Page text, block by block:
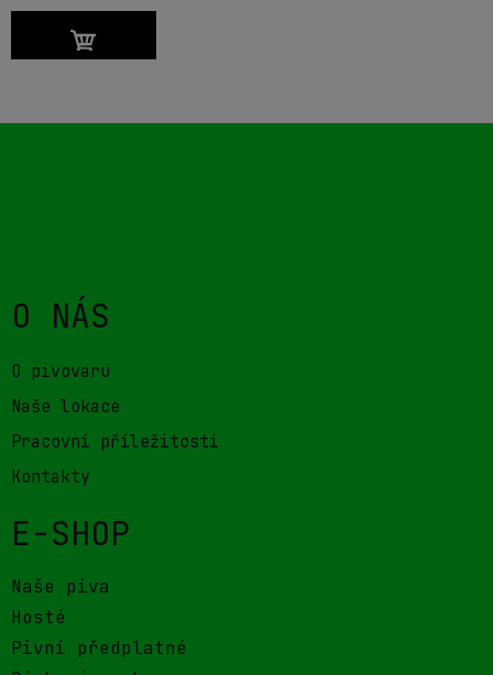
O NÁS
O pivovaru
Naše lokace
Pracovní příležitosti
Kontakty
E-SHOP
Naše piva
Hosté
Pivní předplatné